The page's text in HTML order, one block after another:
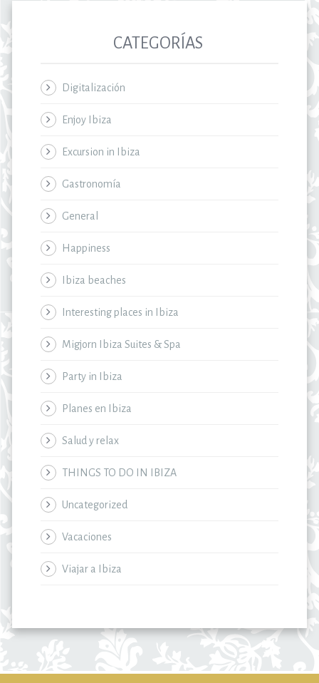
CATEGORÍAS
Digitalización
Enjoy Ibiza
Excursion in Ibiza
Gastronomía
General
Happiness
Ibiza beaches
Interesting places in Ibiza
Migjorn Ibiza Suites & Spa
Party in Ibiza
Planes en Ibiza
Salud y relax
THINGS TO DO IN IBIZA
Uncategorized
Vacaciones
Viajar a Ibiza